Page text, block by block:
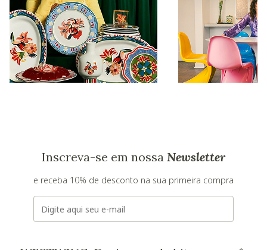
Inscreva-se em nossa Newsletter
e receba 10% de desconto na sua primeira compra
E-mail